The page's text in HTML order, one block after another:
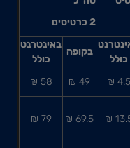
2 כרטיסים
כולל
בקופה
באינטרנט
כולל
4.5 ₪
49 ₪
58 ₪
13.5
69.5 ₪
79 ₪